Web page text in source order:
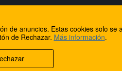
Internet Rural Mallorca
Registro de dominios
de anuncios. Estas cookies solo
de Rechazar. Más información.